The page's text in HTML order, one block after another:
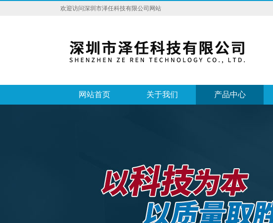
欢迎访问深圳市泽任科技有限公司网站
网站首页 关于我们 产品中心